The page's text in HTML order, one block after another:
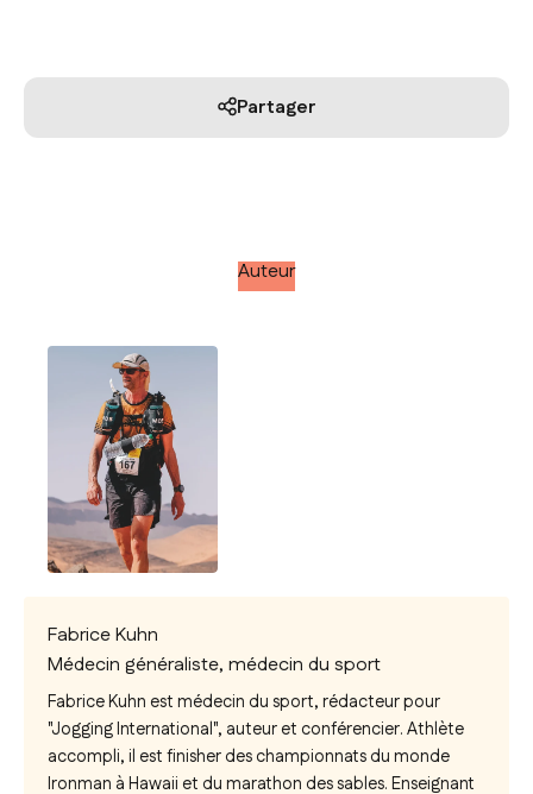
Partager
Auteur
Fabrice Kuhn
Médecin généraliste, médecin du sport
Fabrice Kuhn est médecin du sport, rédacteur pour
"Jogging International", auteur et conférencier. Athlète
accompli, il est finisher des championnats du monde
Ironman à Hawaii et du marathon des sables. Enseignant